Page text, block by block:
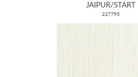
JAIPUR/START
227795